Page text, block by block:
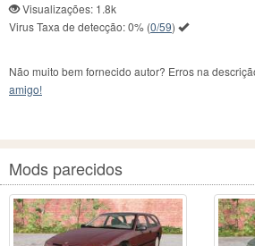
Visualizações: 1.8k
Virus Taxa de detecção:0% (0/59)
Não muito bem fornecido autor? Erros na
amigo!
Mods parecidos